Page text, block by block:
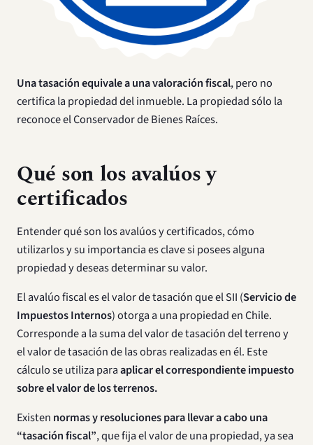
Una tasación equivale a una valoración fiscal, pero no
certifica la propiedad del inmueble. La propiedad sólo la
reconoce el Conservador de Bienes Raíces.
Qué son los avalúos y
certificados
Entender qué son los avalúos y certificados, cómo
utilizarlos y su importancia es clave si posees alguna
propiedad y deseas determinar su valor.
El avalúo fiscal es el valor de tasación que el SII (Servicio de
Impuestos Internos) otorga a una propiedad en Chile.
Corresponde a la suma del valor de tasación del terreno y
el valor de tasación de las obras realizadas en él. Este
cálculo se utiliza paraaplicar el correspondiente impuesto
sobre el valor de los terrenos.
Existen normas y resoluciones para llevar a cabo una
“tasación fiscal”, que fija el valor de una propiedad, ya sea